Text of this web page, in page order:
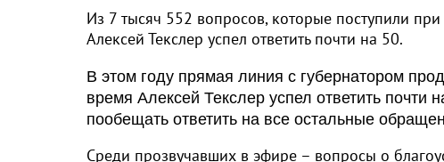
Из 7 тысяч 552 вопросов, которые поступили
Алексей Текслер успел ответить почти на 50.
В этом году прямая линия с губернатором
время Алексей Текслер успел ответить
пообещать ответить на все остальные
Среди прозвучавших в эфире – вопросы о